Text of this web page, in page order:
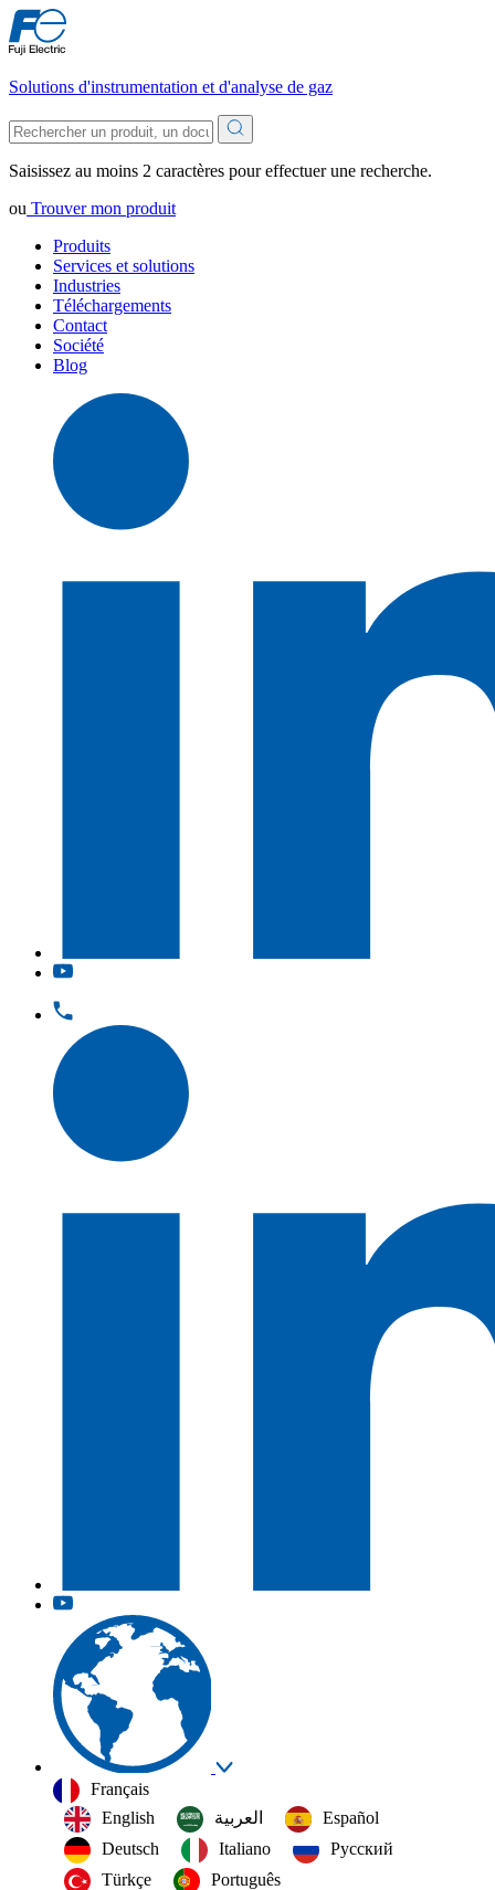
Solutions d'instrumentation et d'analyse de gaz
Saisissez au moins 2 caractères pour effectuer une recherche.
ou Trouver mon produit
Produits
Services et solutions
Industries
Téléchargements
Contact
Société
Blog
Français
English
العربية‏
Español
Deutsch
Italiano
Русский
Türkçe
Português